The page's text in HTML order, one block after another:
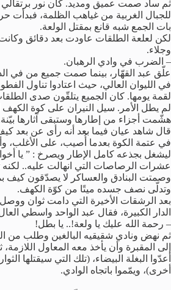
ثم ساد صمت عميق ومديد. كان نور برتقالي
للجبال الغربية من غياهب الظلمة، فبدأت
بات الجمع شبه قانع بمقتل الولعة.
لكن لعلعة الطلقات عاودت بعد دقائق
وجلاء.
– الضرب في وادي الرهبان.
علّق عبد القهّار، بينما صمت جميع من في
في الليوان العالي، حيث اعتادوا تناول
لقمة يومها. كان الجميع يتلقّون صدى
لم يطل الأمر. سيل النيران على كوة الكهف
هشّمت أجزاء من إطارها وستبقى آثارها
قال شاهد عيان فيما بعد أنه رأى عن بعد
في عتمة الكوة بعدما أُصيب، على الأغلب،
ليشغل بجذعه كامل الإطار ويصرخ : ” يا
عشرات الرصاصات التي انهالت عليه.. لكنه
وصمتت البنادق والعساكر لا يصدّقون كيف
وتدلّى نصف جسده ميتًا من كوّة الكهف.
بعد الرشقات الأخيرة التي دامت ثوان ووصل
الدار الكبيرة، فقال عبد الواحد واسطي
– رحمة الله عليك يا ولعة!.. يا بطل!
ثم نهض ونادي شقيقيه البالغين وطلب من
إلى المقبرة وأن يأخذ معه المعاول
أعدّوا البغلة البيضاء، (تلك التي سيقتلها
أخرى)، ويمّموا باتجاه الوادي.